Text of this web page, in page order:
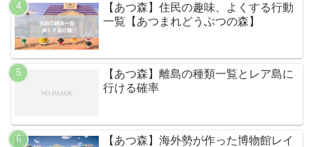
【あつ森】住民の趣味、よくする行動
一覧【あつまれどうぶつの森】
【あつ森】離島の種類一覧とレア島に
行ける確率
【あつ森】海外勢が作った博物館レイ